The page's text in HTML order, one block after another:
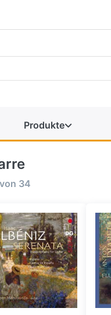
Produkte
von 34